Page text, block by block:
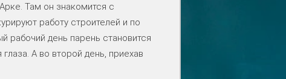
Там он знакомится с
работу строителей и по
рабочий день парень становится
А во второй день, приехав